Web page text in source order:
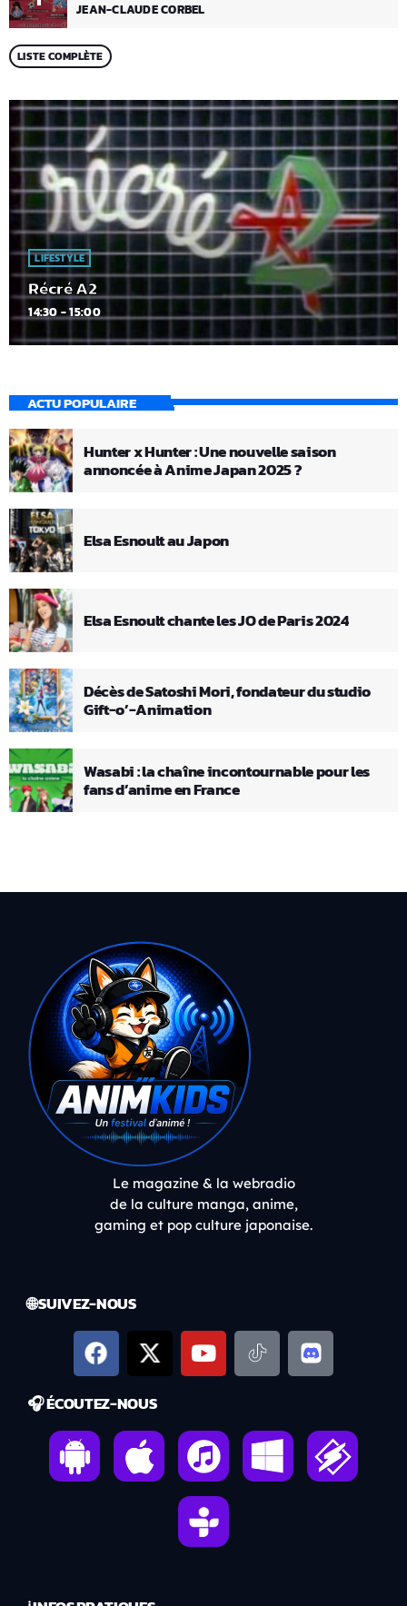
JEAN-CLAUDE CORBEL
LISTE COMPLÈTE
LIFESTYLE
Récré A2
14:30 - 15:00
ACTU POPULAIRE
Hunter x Hunter : Une nouvelle saison
annoncée à Anime Japan 2025 ?
Elsa Esnoult au Japon
Elsa Esnoult chante les JO de Paris 2024
Décès de Satoshi Mori, fondateur du studio
Gift-o’-Animation
Wasabi : la chaîne incontournable pour les
fans d’anime en France
Le magazine & la webradio
de la culture manga, anime,
gaming et pop culture japonaise.
🌐 SUIVEZ-NOUS
🎧 ÉCOUTEZ-NOUS